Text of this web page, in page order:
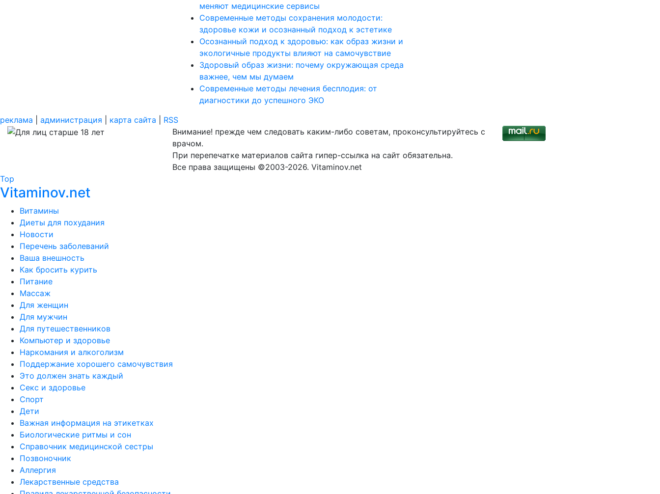
меняют медицинские сервисы
Современные методы сохранения молодости:
здоровье кожи и осознанный подход к эстетике
Осознанный подход к здоровью: как образ жизни и
экологичные продукты влияют на самочувствие
Здоровый образ жизни: почему окружающая среда
важнее, чем мы думаем
Современные методы лечения бесплодия: от
диагностики до успешного ЭКО
реклама
администрация карта сайта
RSS
Внимание! прежде чем следовать каким-либо советам, проконсультируйтесь с
врачом.
При перепечатке материалов сайта гипер-ссылка на сайт обязательна.
Все права защищены ©2003-2026. Vitaminov.net
Top
Vitaminov.net
Витамины
Диеты для похудания
Новости
Перечень заболеваний
Ваша внешность
Как бросить курить
Питание
Массаж
Для женщин
Для мужчин
Для путешественников
Компьютер и здоровье
Наркомания и алкоголизм
Поддержание хорошего самочувствия
Это должен знать каждый
Секс и здоровье
Спорт
Дети
Важная информация на этикетках
Биологические ритмы и сон
Справочник медицинской сестры
Позвоночник
Аллергия
Лекарственные средства